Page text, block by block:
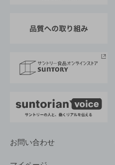
採用情報
お問い合わせ